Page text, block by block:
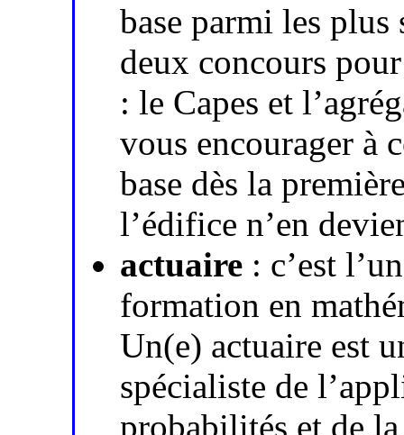
base parmi les
deux concours
: le Capes et
vous encourager à
base dès la
l’édifice n’en
actuaire : c’est
formation en
Un(e) actuaire est
spécialiste de
probabilités et de